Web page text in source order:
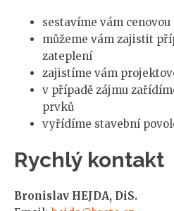
sestavíme vám
můžeme vám zajistit
zateplení
zajistíme vám
v případě zájmu
prvků
vyřídíme stavební
Rychlý kontakt
Bronislav HEJDA, DiS.